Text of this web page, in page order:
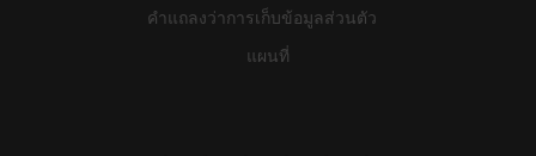
คำแถลงว่าการเก็บข้อมูลส่วนตัว
แผนที่